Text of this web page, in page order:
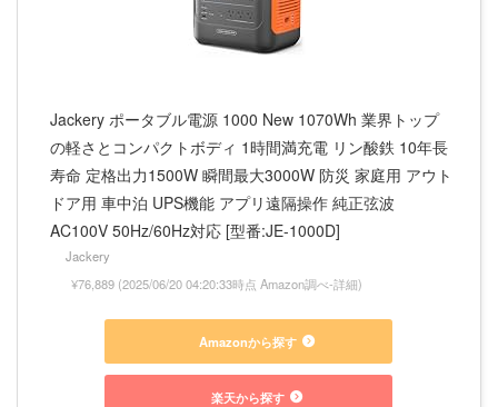
Jackery ポータブル電源 1000 New 1070Wh 業界トップ
の軽さとコンパクトボディ 1時間満充電 リン酸鉄 10年長
寿命 定格出力1500W 瞬間最大3000W 防災 家庭用 アウト
ドア用 車中泊 UPS機能 アプリ遠隔操作 純正弦波
AC100V 50Hz/60Hz対応 [型番:JE-1000D]
Jackery
¥76,889 (2025/06/20 04:20:33時点 Amazon調べ-詳細)
Amazonから探す
楽天から探す